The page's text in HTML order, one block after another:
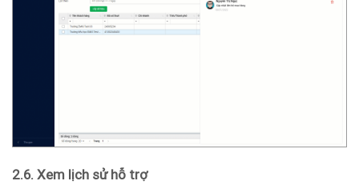
2.6. Xem lịch sử hỗ trợ